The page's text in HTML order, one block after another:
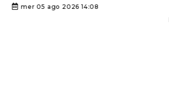
mer 05 ago 2026 14:08